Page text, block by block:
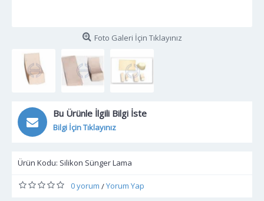
Foto Galeri İçin Tıklayınız
Bu Ürünle İlgili Bilgi İste
Bilgi İçin Tıklayınız
Ürün Kodu: Silikon Sünger Lama
0 yorum /Yorum Yap